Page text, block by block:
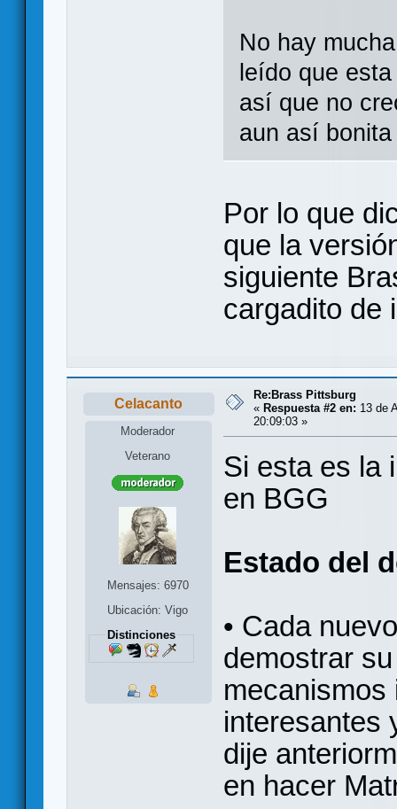
No hay
leído que
así que no
aun así
Por lo que
que la
siguiente
cargadito de
Celacanto
Moderador
Veterano
Mensajes: 6970
Ubicación: Vigo
Distinciones
Re:Brass Pittsburg
« Respuesta #2 en: 13 de
20:09:03 »
Si esta es la
en BGG
Estado del
• Cada
demostrar
mecanismos
interesantes
dije
en hacer